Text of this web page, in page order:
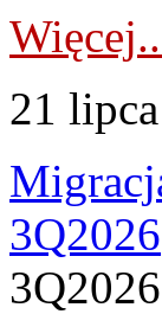
21
3Q2026